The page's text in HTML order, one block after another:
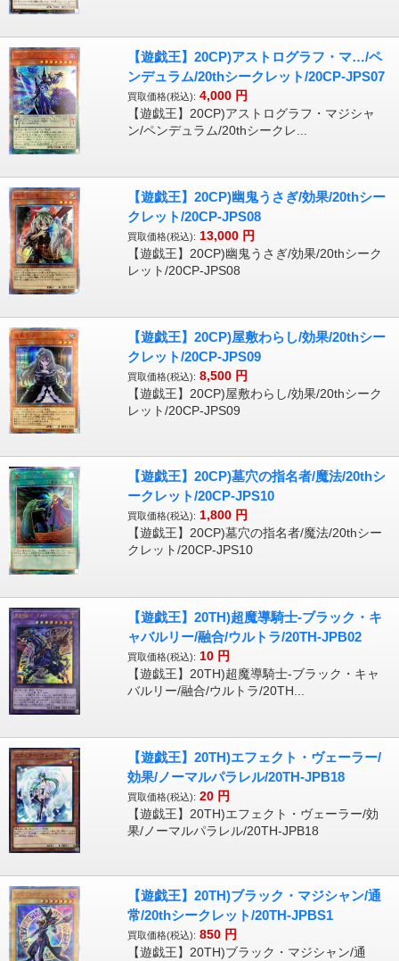
【遊戯王】20CP)アストログラフ・マ…/ペ
ンデュラム/20thシークレット/20CP-JPS07
買取価格(税込): 4,000 円
【遊戯王】20CP)アストログラフ・マジシャ
ン/ペンデュラム/20thシークレ...
【遊戯王】20CP)幽鬼うさぎ/効果/20thシー
クレット/20CP-JPS08
買取価格(税込): 13,000 円
【遊戯王】20CP)幽鬼うさぎ/効果/20thシーク
レット/20CP-JPS08
【遊戯王】20CP)屋敷わらし/効果/20thシー
クレット/20CP-JPS09
買取価格(税込): 8,500 円
【遊戯王】20CP)屋敷わらし/効果/20thシーク
レット/20CP-JPS09
【遊戯王】20CP)墓穴の指名者/魔法/20thシ
ークレット/20CP-JPS10
買取価格(税込): 1,800 円
【遊戯王】20CP)墓穴の指名者/魔法/20thシー
クレット/20CP-JPS10
【遊戯王】20TH)超魔導騎士-ブラック・キ
ャバルリー/融合/ウルトラ/20TH-JPB02
買取価格(税込): 10 円
【遊戯王】20TH)超魔導騎士-ブラック・キャ
バルリー/融合/ウルトラ/20TH...
【遊戯王】20TH)エフェクト・ヴェーラー/
効果/ノーマルパラレル/20TH-JPB18
買取価格(税込): 20 円
【遊戯王】20TH)エフェクト・ヴェーラー/効
果/ノーマルパラレル/20TH-JPB18
【遊戯王】20TH)ブラック・マジシャン/通
常/20thシークレット/20TH-JPBS1
買取価格(税込): 850 円
【遊戯王】20TH)ブラック・マジシャン/通